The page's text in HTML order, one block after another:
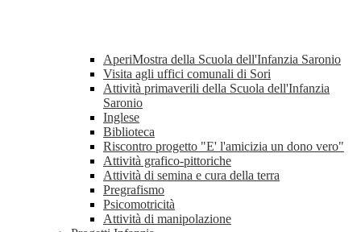
AperiMostra della Scuola dell'Infanzia Saronio
Visita agli uffici comunali di Sori
Attività primaverili della Scuola dell'Infanzia
Saronio
Inglese
Biblioteca
Riscontro progetto "E' l'amicizia un dono vero"
Attività grafico-pittoriche
Attività di semina e cura della terra
Pregrafismo
Psicomotricità
Attività di manipolazione